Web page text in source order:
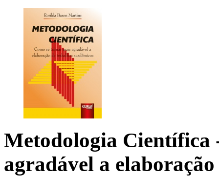
Metodologia Científica
agradável a